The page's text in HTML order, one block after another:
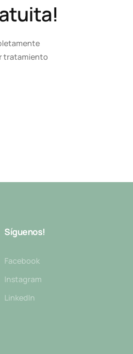
tratamiento
Síguenos!
Facebook
Instagram
LinkedIn